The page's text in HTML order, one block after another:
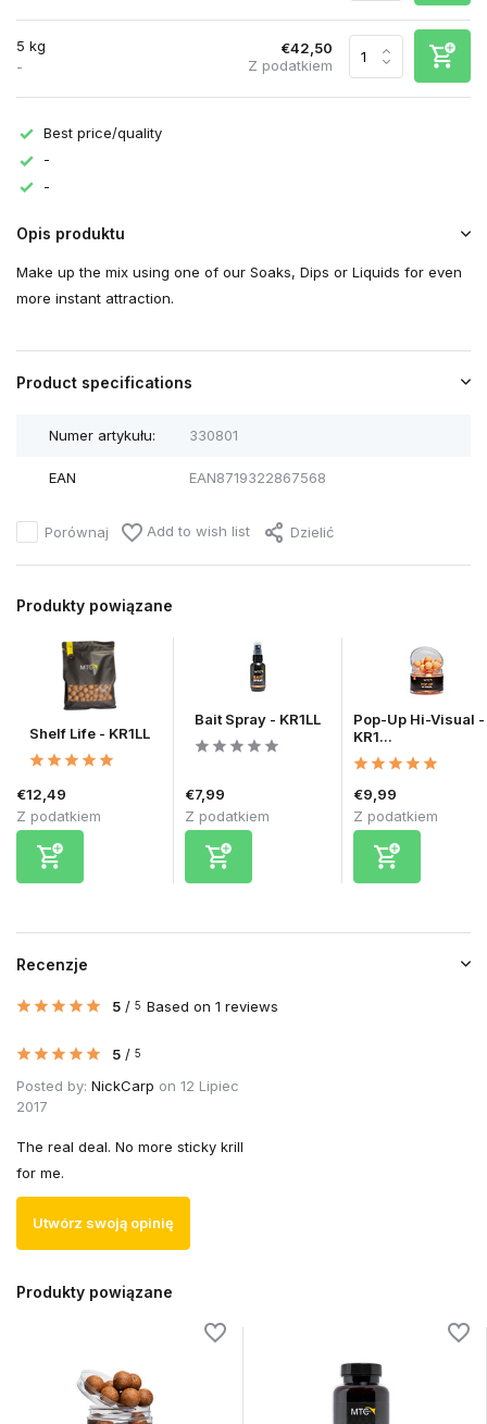
5 kg
-
€42,50
Z podatkiem
Best price/quality
-
-
Opis produktu
Make up the mix using one of our Soaks, Dips or Liquids for even
more instant attraction.
Product specifications
Numer artykułu: 330801
EAN EAN8719322867568
Porównaj Add to wish list Dzielić
Produkty powiązane
Shelf Life - KR1LL
€12,49
Z podatkiem
Bait Spray - KR1LL
€7,99
Z podatkiem
Pop-Up Hi-Visual -
KR1...
€9,99
Z podatkiem
Recenzje
5 / 5 Based on 1 reviews
5 / 5
Posted by: NickCarp on 12 Lipiec
2017
The real deal. No more sticky krill
for me.
Utwórz swoją opinię
Produkty powiązane